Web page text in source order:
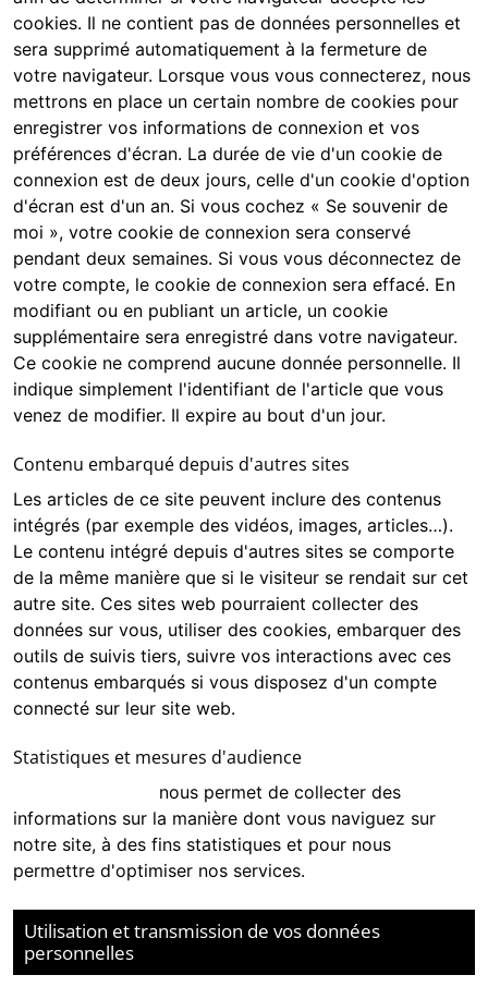
cookies. Il ne contient pas de données personnelles et
sera supprimé automatiquement à la fermeture de
votre navigateur. Lorsque vous vous connecterez, nous
mettrons en place un certain nombre de cookies pour
enregistrer vos informations de connexion et vos
préférences d'écran. La durée de vie d'un cookie de
connexion est de deux jours, celle d'un cookie d'option
d'écran est d'un an. Si vous cochez « Se souvenir de
moi », votre cookie de connexion sera conservé
pendant deux semaines. Si vous vous déconnectez de
votre compte, le cookie de connexion sera effacé. En
modifiant ou en publiant un article, un cookie
supplémentaire sera enregistré dans votre navigateur.
Ce cookie ne comprend aucune donnée personnelle. Il
indique simplement l'identifiant de l'article que vous
venez de modifier. Il expire au bout d'un jour.
Contenu embarqué depuis d'autres sites
Les articles de ce site peuvent inclure des contenus
intégrés (par exemple des vidéos, images, articles…).
Le contenu intégré depuis d'autres sites se comporte
de la même manière que si le visiteur se rendait sur cet
autre site. Ces sites web pourraient collecter des
données sur vous, utiliser des cookies, embarquer des
outils de suivis tiers, suivre vos interactions avec ces
contenus embarqués si vous disposez d'un compte
connecté sur leur site web.
Statistiques et mesures d'audience
nous permet de collecter des
informations sur la manière dont vous naviguez sur
notre site, à des fins statistiques et pour nous
permettre d'optimiser nos services.
Utilisation et transmission de vos données
personnelles